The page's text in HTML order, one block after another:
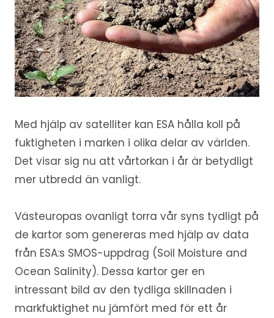
Med hjälp av satelliter kan ESA hålla koll på
fuktigheten i marken i olika delar av världen.
Det visar sig nu att vårtorkan i år är betydligt
mer utbredd än vanligt.
Västeuropas ovanligt torra vår syns tydligt på
de kartor som genereras med hjälp av data
från ESA:s SMOS-uppdrag (Soil Moisture and
Ocean Salinity). Dessa kartor ger en
intressant bild av den tydliga skillnaden i
markfuktighet nu jämfört med för ett år